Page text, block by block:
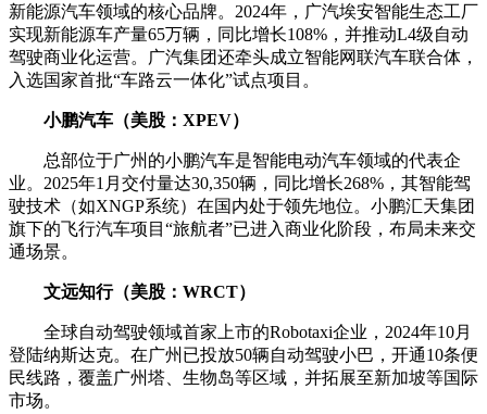
新能源汽车领域的核心品牌。2024年，广汽埃安智能生态工厂
实现新能源车产量65万辆，同比增长108%，并推动L4级自动
驾驶商业化运营。广汽集团还牵头成立智能网联汽车联合体，
入选国家首批“车路云一体化”试点项目。
小鹏汽车（美股：XPEV）
总部位于广州的小鹏汽车是智能电动汽车领域的代表企
业。2025年1月交付量达30,350辆，同比增长268%，其智能驾
驶技术（如XNGP系统）在国内处于领先地位。小鹏汇天集团
旗下的飞行汽车项目“旅航者”已进入商业化阶段，布局未来交
通场景。
文远知行（美股：WRCT）
全球自动驾驶领域首家上市的Robotaxi企业，2024年10月
登陆纳斯达克。在广州已投放50辆自动驾驶小巴，开通10条便
民线路，覆盖广州塔、生物岛等区域，并拓展至新加坡等国际
市场。